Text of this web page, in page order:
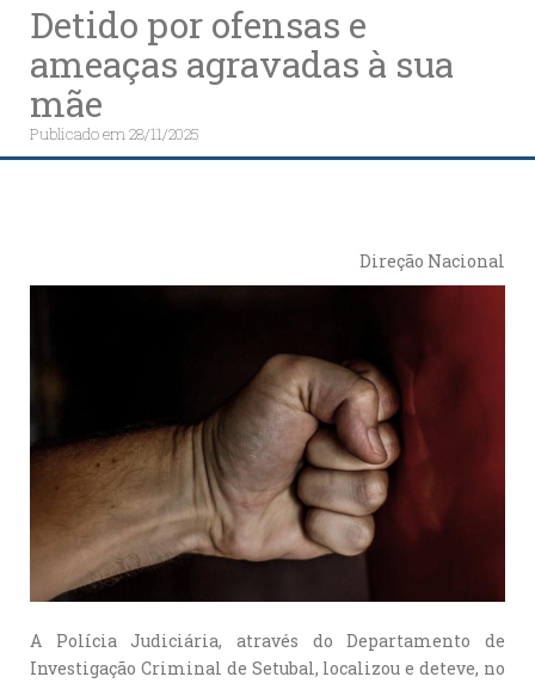
Detido por ofensas e
ameaças agravadas à sua
mãe
Publicado em28/11/2025
Direção Nacional
A Polícia Judiciária, através do Departamento de
Investigação Criminal de Setubal, localizou e deteve, no